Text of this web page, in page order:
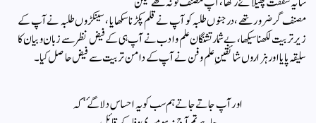
مصنف گر ضرور تھے ، درجنوں طلبہ کو آپ نے قلم پکڑنا سکھایا ، سینکڑوں طلبہ نے آپ کے
زیر تربیت لکھنا سیکھا، بے شمار تشنگان علم و ادب نے آپ ہی کے فیض نظر سے زبان و بیان کا
سلیقہ پایا اور ہزاروں شائقینِ علم و فن نےآپ کے دامن تربیت سے فیض حاصل کیا ۔
اور آپ جاتے جاتے ہم سب کو یہ احساس دلا گۓ ‘ کہ